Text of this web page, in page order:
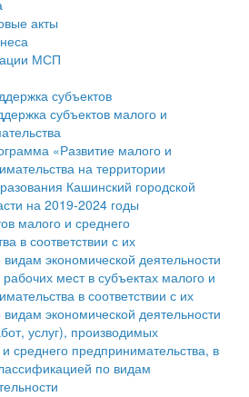
Тверской области
муниципального округа
территориями
граждан
регламентов
ранее учтенных
субъектов малого и
субъектов малого и
акты
МСП
субъектов
субъектов малого и
«Развитие малого и
на территории
Кашинский городской
на 2019-2024 годы
малого и среднего
в соответствии с их
экономической деятельности
мест в субъектах малого и
в соответствии с их
экономической деятельности
услуг), производимых
среднего предпринимательства, в
по видам